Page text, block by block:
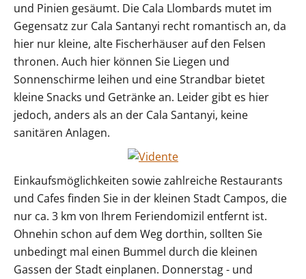
und Pinien gesäumt. Die Cala Llombards mutet im
Gegensatz zur Cala Santanyi recht romantisch an, da
hier nur kleine, alte Fischerhäuser auf den Felsen
thronen. Auch hier können Sie Liegen und
Sonnenschirme leihen und eine Strandbar bietet
kleine Snacks und Getränke an. Leider gibt es hier
jedoch, anders als an der Cala Santanyi, keine
sanitären Anlagen.
Einkaufsmöglichkeiten sowie zahlreiche Restaurants
und Cafes finden Sie in der kleinen Stadt Campos, die
nur ca. 3 km von Ihrem Feriendomizil entfernt ist.
Ohnehin schon auf dem Weg dorthin, sollten Sie
unbedingt mal einen Bummel durch die kleinen
Gassen der Stadt einplanen. Donnerstag - und